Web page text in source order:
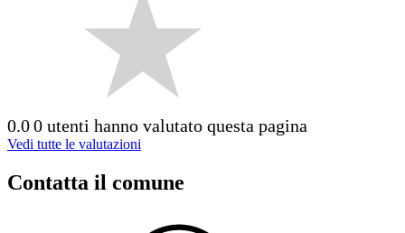
0.00 utenti hanno valutato questa pagina
Vedi tutte le valutazioni
Contatta il comune